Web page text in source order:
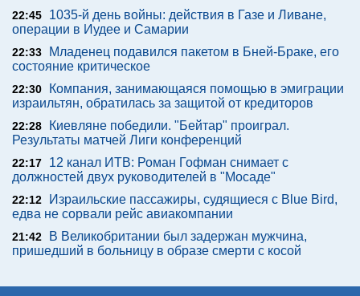
22:45
1035-й день войны: действия в Газе и Ливане,
операции в Иудее и Самарии
22:33
Младенец подавился пакетом в Бней-Браке, его
состояние критическое
22:30
Компания, занимающаяся помощью в эмиграции
израильтян, обратилась за защитой от кредиторов
22:28
Киевляне победили. "Бейтар" проиграл.
Результаты матчей Лиги конференций
22:17
12 канал ИТВ: Роман Гофман снимает с
должностей двух руководителей в "Мосаде"
22:12
Израильские пассажиры, судящиеся с Blue Bird,
едва не сорвали рейс авиакомпании
21:42
В Великобритании был задержан мужчина,
пришедший в больницу в образе смерти с косой